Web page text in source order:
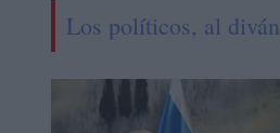
Los políticos, al diván